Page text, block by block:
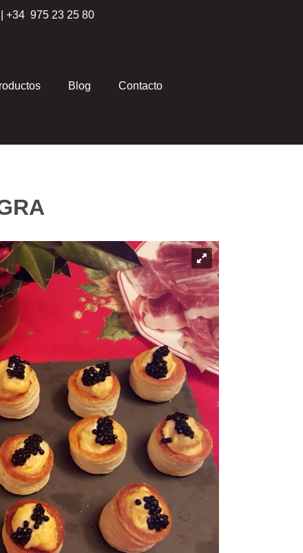
| +34 975 23 25 80
Blog Contacto